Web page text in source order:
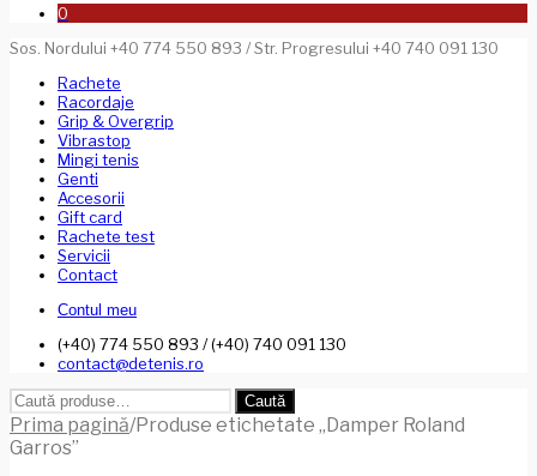
0
Sos. Nordului +40 774 550 893 / Str. Progresului +40 740 091 130
Rachete
Racordaje
Grip & Overgrip
Vibrastop
Mingi tenis
Genti
Accesorii
Gift card
Rachete test
Servicii
Contact
Contul meu
(+40) 774 550 893 / (+40) 740 091 130
contact@detenis.ro
Caută
după:
Caută
Prima pagină/Produse etichetate „Damper Roland
Garros”